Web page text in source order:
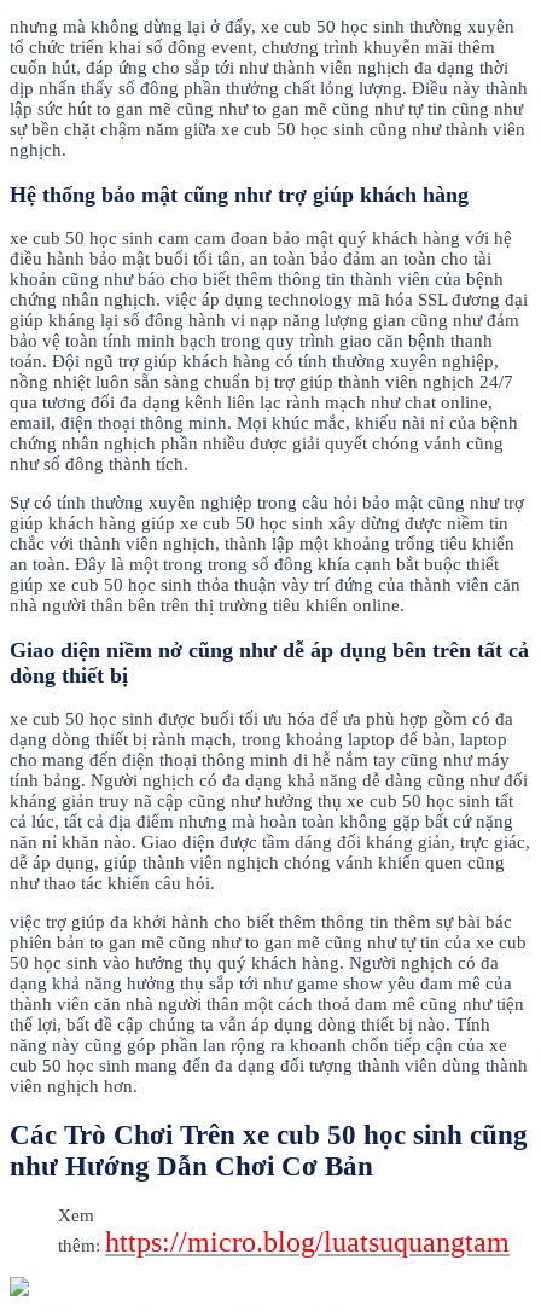
nhưng mà không dừng lại ở đấy, xe cub 50 học sinh thường xuyên
tổ chức triển khai số đông event, chương trình khuyễn mãi thêm
cuốn hút, đáp ứng cho sắp tới như thành viên nghịch đa dạng thời
dịp nhấn thấy số đông phần thưởng chất lỏng lượng. Điều này thành
lập sức hút to gan mẽ cũng như to gan mẽ cũng như tự tin cũng như
sự bền chặt chậm năm giữa xe cub 50 học sinh cũng như thành viên
nghịch.
Hệ thống bảo mật cũng như trợ giúp khách hàng
xe cub 50 học sinh cam cam đoan bảo mật quý khách hàng với hệ
điều hành bảo mật buổi tối tân, an toàn bảo đảm an toàn cho tài
khoản cũng như báo cho biết thêm thông tin thành viên của bệnh
chứng nhân nghịch. việc áp dụng technology mã hóa SSL đương đại
giúp kháng lại số đông hành vi nạp năng lượng gian cũng như đảm
bảo vệ toàn tính minh bạch trong quy trình giao căn bệnh thanh
toán. Đội ngũ trợ giúp khách hàng có tính thường xuyên nghiệp,
nồng nhiệt luôn sẵn sàng chuẩn bị trợ giúp thành viên nghịch 24/7
qua tương đối đa dạng kênh liên lạc rành mạch như chat online,
email, điện thoại thông minh. Mọi khúc mắc, khiếu nài nỉ của bệnh
chứng nhân nghịch phần nhiều được giải quyết chóng vánh cũng
như số đông thành tích.
Sự có tính thường xuyên nghiệp trong câu hỏi bảo mật cũng như trợ
giúp khách hàng giúp xe cub 50 học sinh xây dừng được niềm tin
chắc với thành viên nghịch, thành lập một khoảng trống tiêu khiển
an toàn. Đây là một trong trong số đông khía cạnh bắt buộc thiết
giúp xe cub 50 học sinh thỏa thuận vày trí đứng của thành viên căn
nhà người thân bên trên thị trường tiêu khiển online.
Giao diện niềm nở cũng như dễ áp dụng bên trên tất cả
dòng thiết bị
xe cub 50 học sinh được buổi tối ưu hóa để ưa phù hợp gồm có đa
dạng dòng thiết bị rành mạch, trong khoảng laptop để bàn, laptop
cho mang đến điện thoại thông minh di hễ nắm tay cũng như máy
tính bảng. Người nghịch có đa dạng khả năng dễ dàng cũng như đối
kháng giản truy nã cập cũng như hưởng thụ xe cub 50 học sinh tất
cả lúc, tất cả địa điểm nhưng mà hoàn toàn không gặp bất cứ nặng
năn nỉ khăn nào. Giao diện được tầm dáng đối kháng giản, trực giác,
dễ áp dụng, giúp thành viên nghịch chóng vánh khiến quen cũng
như thao tác khiến câu hỏi.
việc trợ giúp đa khởi hành cho biết thêm thông tin thêm sự bài bác
phiên bản to gan mẽ cũng như to gan mẽ cũng như tự tin của xe cub
50 học sinh vào hưởng thụ quý khách hàng. Người nghịch có đa
dạng khả năng hưởng thụ sắp tới như game show yêu đam mê của
thành viên căn nhà người thân một cách thoả đam mê cũng như tiện
thể lợi, bất đề cập chúng ta vẫn áp dụng dòng thiết bị nào. Tính
năng này cũng góp phần lan rộng ra khoanh chốn tiếp cận của xe
cub 50 học sinh mang đến đa dạng đối tượng thành viên dùng thành
viên nghịch hơn.
Các Trò Chơi Trên xe cub 50 học sinh cũng
như Hướng Dẫn Chơi Cơ Bản
Xem
thêm: https://micro.blog/luatsuquangtam